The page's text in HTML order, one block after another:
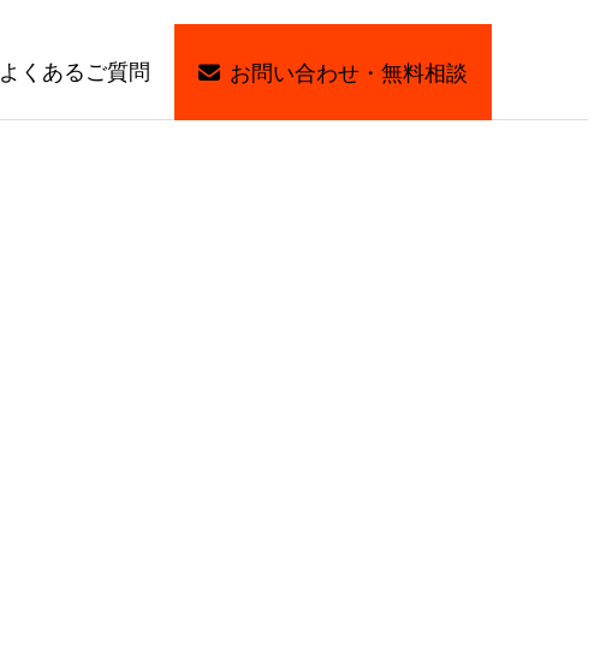
よくあるご質問 お問い合わせ・無料相談